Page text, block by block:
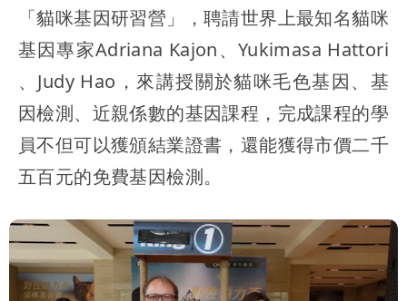
「貓咪基因研習營」，聘請世界上最知名貓咪
基因專家Adriana Kajon、Yukimasa Hattori
、Judy Hao，來講授關於貓咪毛色基因、基
因檢測、近親係數的基因課程，完成課程的學
員不但可以獲頒結業證書，還能獲得市價二千
五百元的免費基因檢測。